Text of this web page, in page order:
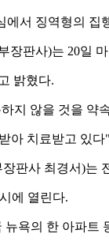
서 징역형의
장판사)는 20일
밝혔다.
지 않을 것을 약
아 치료받고 있
판사 최경서)는
에 열린다.
욕의 한 아파